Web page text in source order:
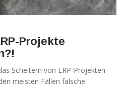
Projekte
Scheitern von ERP-Projekten
meisten Fällen falsche